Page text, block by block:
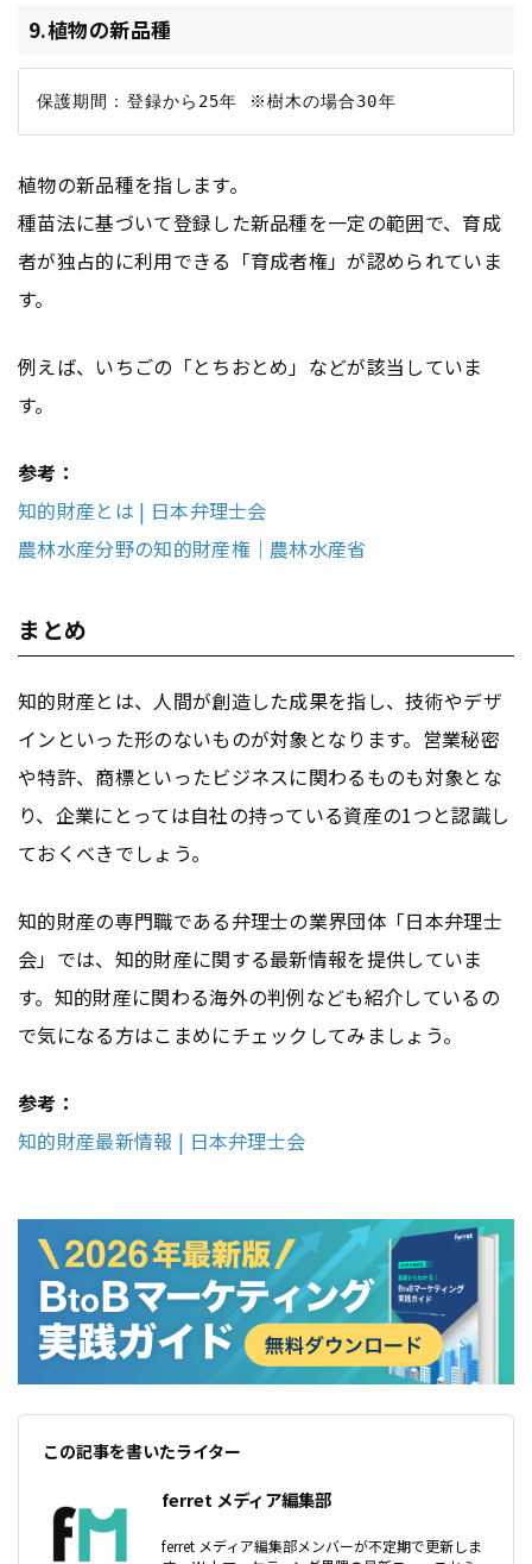
9.植物の新品種
植物の新品種を指します。
種苗法に基づいて登録した新品種を一定の範囲で、育成
者が独占的に利用できる「育成者権」が認められていま
す。
例えば、いちごの「とちおとめ」などが該当していま
す。
参考：
知的財産とは | 日本弁理士会
農林水産分野の知的財産権｜農林水産省
まとめ
知的財産とは、人間が創造した成果を指し、技術やデザ
インといった形のないものが対象となります。営業秘密
や特許、商標といったビジネスに関わるものも対象とな
り、企業にとっては自社の持っている資産の1つと認識し
ておくべきでしょう。
知的財産の専門職である弁理士の業界団体「日本弁理士
会」では、知的財産に関する最新情報を提供していま
す。知的財産に関わる海外の判例なども紹介しているの
で気になる方はこまめにチェックしてみましょう。
参考：
知的財産最新情報 | 日本弁理士会
この記事を書いたライター
ferret メディア編集部
ferret メディア編集部メンバーが不定期で更新しま